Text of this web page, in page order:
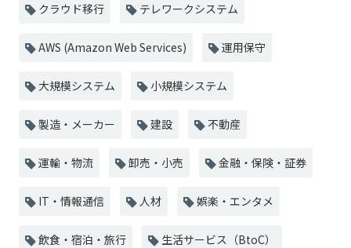
クラウド移行 テレワークシステム
AWS (Amazon Web Services) 運用保守
大規模システム 小規模システム
製造・メーカー 建設 不動産
運輸・物流 卸売・小売 金融・保険・証券
IT・情報通信 人材 娯楽・エンタメ
飲食・宿泊・旅行 生活サービス（BtoC）